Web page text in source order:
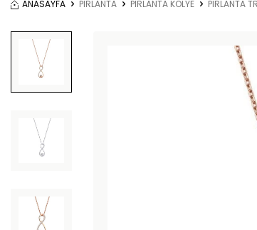
ANASAYFA PIRLANTA PIRLANTA KOLYE PIRLANTA